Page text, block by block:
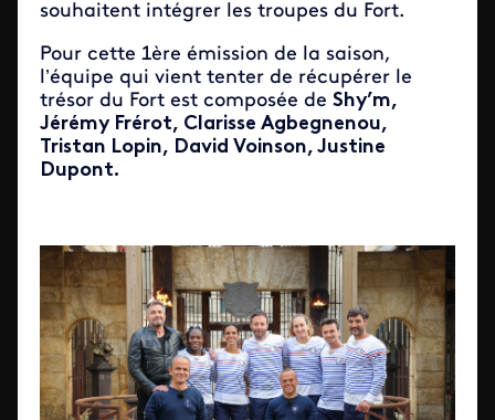
souhaitent intégrer les troupes du Fort.
Pour cette 1ère émission de la saison,
l’équipe qui vient tenter de récupérer le
trésor du Fort est composée de Shy’m,
Jérémy Frérot, Clarisse Agbegnenou,
Tristan Lopin, David Voinson, Justine
Dupont.